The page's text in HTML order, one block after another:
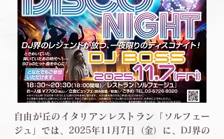
自由が丘のイタリアンレストラン「ソルフェー
ジュ」では、2025年11月7日（金）に、DJ界の